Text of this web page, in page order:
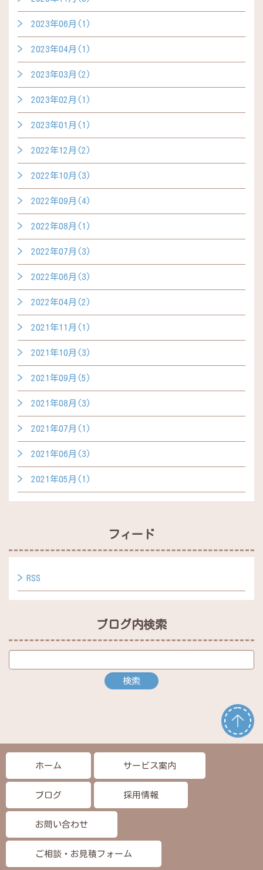
2023年06月(1)
2023年04月(1)
2023年03月(2)
2023年02月(1)
2023年01月(1)
2022年12月(2)
2022年10月(3)
2022年09月(4)
2022年08月(1)
2022年07月(3)
2022年06月(3)
2022年04月(2)
2021年11月(1)
2021年10月(3)
2021年09月(5)
2021年08月(3)
2021年07月(1)
2021年06月(3)
2021年05月(1)
フィード
RSS
ブログ内検索
ホーム サービス案内
ブログ 採用情報
お問い合わせ
ご相談・お見積フォーム